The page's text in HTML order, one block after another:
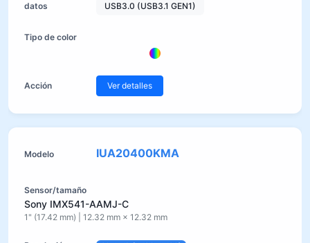
USB3.0 (USB3.1 GEN1)
Ver detalles
IUA20400KMA
Sony IMX541-AAMJ-C
1" (17.42 mm) | 12.32 mm × 12.32 mm